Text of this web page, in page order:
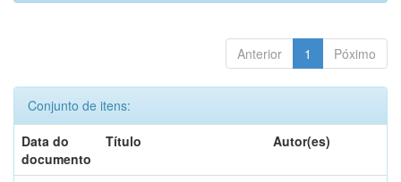
Anterior 1 Póximo
Conjunto de itens:
Data do
documento
Título Autor(es)